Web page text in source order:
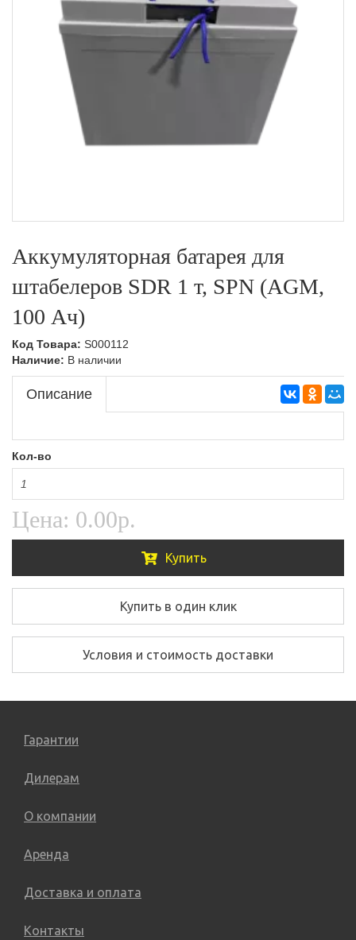
Аккумуляторная батарея для
штабелеров SDR 1 т, SPN (AGM,
100 Ач)
Код Товара: S000112
Наличие: В наличии
Описание
Кол-во
Цена: 0.00р.
Купить
Купить в один клик
Условия и стоимость доставки
Гарантии
Дилерам
О компании
Аренда
Доставка и оплата
Контакты